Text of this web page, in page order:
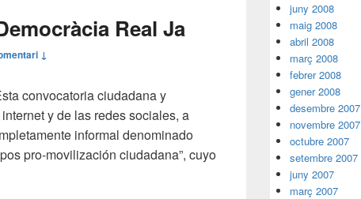
Real Ja
↓
convocatoria ciudadana y
y de las redes sociales, a
informal denominado
pro-movilización ciudadana”, cuyo
Real Ya
juny 2008
maig 2008
abril 2008
març 2008
febrer 2008
gener 2008
desembre 2007
novembre 2007
octubre 2007
setembre 2007
juny 2007
març 2007